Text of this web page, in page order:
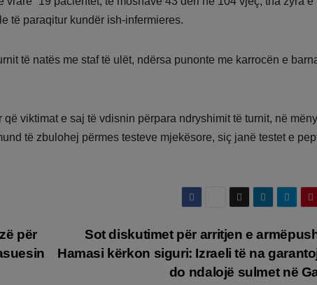
të paraqitur kundër ish-infermieres.
të natës me staf të ulët, ndërsa punonte me karrocën e
viktimat e saj të vdisnin përpara ndryshimit të turnit, në
të zbulohej përmes testeve mjekësore, siç janë testet e
Sot diskutimet për arritjen e
Hamasi kërkon siguri: Izraeli të na
do ndalojë sulmet në
për